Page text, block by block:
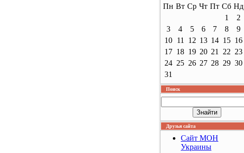
Пн Вт Ср Чт Пт Сб Нд
1
2
3
4 5 6 7 8
9
10
11 12 13 14 15 16
17 18 19 20 21 22 23
24 25 26 27 28 29 30
31
Поиск
Друзья сайта
Сайт МОН
Украины